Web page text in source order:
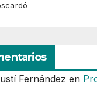
Fernández en